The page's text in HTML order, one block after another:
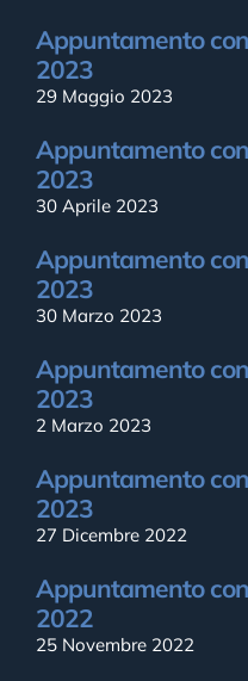
Appuntamento
2023
29 Maggio 2023
Appuntamento
2023
30 Aprile 2023
Appuntamento
2023
30 Marzo 2023
Appuntamento
2023
2 Marzo 2023
Appuntamento
2023
27 Dicembre 2022
Appuntamento
2022
25 Novembre 2022